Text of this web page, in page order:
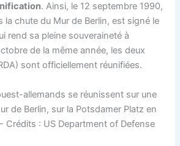
. Ainsi, le 12 septembre 1990,
la chute du Mur de Berlin, est signé le
rend sa pleine souveraineté à
de la même année, les deux
sont officiellement réunifiées.